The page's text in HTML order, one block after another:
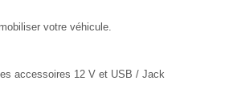
votre véhicule.
accessoires 12 V et USB / Jack